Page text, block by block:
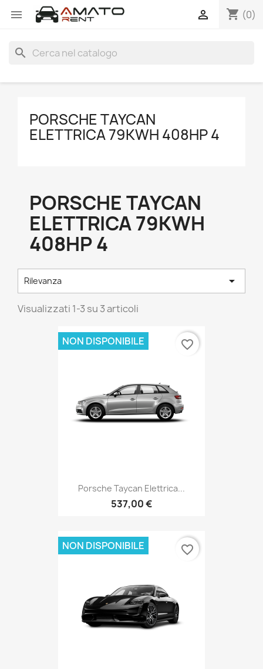
 shopping_cart (0)

search
PORSCHE TAYCAN
ELETTRICA 79KWH 408HP 4
PORSCHE TAYCAN
ELETTRICA 79KWH
408HP 4
Rilevanza 
Visualizzati 1-3 su 3 articoli
Porsche Taycan Elettrica...
537,00 €
NON DISPONIBILE favorite_border
NON DISPONIBILE favorite_border